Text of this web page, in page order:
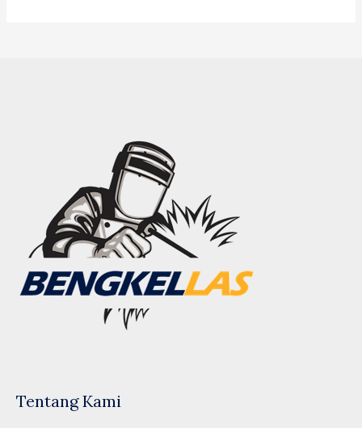
Tentang Kami